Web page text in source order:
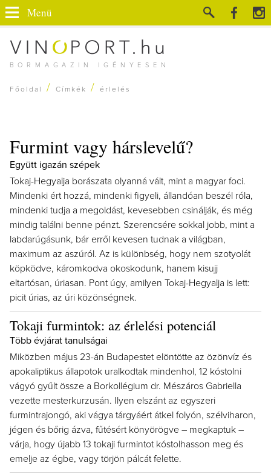
BORMAGAZIN IGÉNYESEN
Menü
Főoldal / Címkék / érlelés
Furmint vagy hárslevelű?
Együtt igazán szépek
Tokaj-Hegyalja borászata olyanná vált, mint a magyar foci.
Mindenki ért hozzá, mindenki figyeli, állandóan beszél róla,
mindenki tudja a megoldást, kevesebben csinálják, és még
mindig találni benne pénzt. Szerencsére sokkal jobb, mint a
labdarúgásunk, bár erről kevesen tudnak a világban,
maximum az aszúról. Az is különbség, hogy nem szotyolát
köpködve, káromkodva okoskodunk, hanem kisujj
eltartósan, úriasan. Pont úgy, amilyen Tokaj-Hegyalja is lett:
picit úrias, az úri közönségnek.
Tokaji furmintok: az érlelési potenciál
Több évjárat tanulságai
Miközben május 23-án Budapestet elöntötte az özönvíz és
apokaliptikus állapotok uralkodtak mindenhol, 12 kóstolni
vágyó gyűlt össze a Borkollégium dr. Mészáros Gabriella
vezette mesterkurzusán. Ilyen elszánt az egyszeri
furmintrajongó, aki vágya tárgyáért átkel folyón, szélviharon,
jégen és bőrig ázva, fűtésért könyörögve – megkaptuk –
várja, hogy újabb 13 tokaji furmintot kóstolhasson meg és
emelje az égbe, vagy törjön pálcát felette.